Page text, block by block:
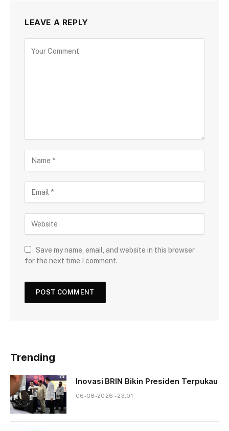
LEAVE A REPLY
Save my name, email, and website in this browser
for the next time I comment.
Trending
Inovasi BRIN Bikin Presiden Terpukau
06-08-2026 - 23.01